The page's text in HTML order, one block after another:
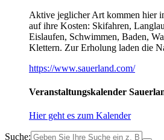
Aktive jeglicher Art kommen hier
auf ihre Kosten: Skifahren,
Eislaufen, Schwimmen, Baden,
Klettern. Zur Erholung laden die
https://www.sauerland.com/
Veranstaltungskalender
Hier geht es zum Kalender
Suche: